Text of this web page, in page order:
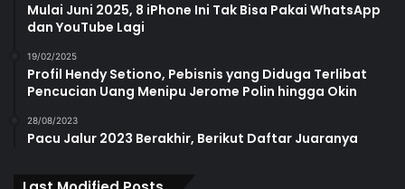
Mulai Juni 2025, 8 iPhone Ini Tak Bisa Pakai WhatsApp
dan YouTube Lagi
19/02/2025
Profil Hendy Setiono, Pebisnis yang Diduga Terlibat
Pencucian Uang Menipu Jerome Polin hingga Okin
28/08/2023
Pacu Jalur 2023 Berakhir, Berikut Daftar Juaranya